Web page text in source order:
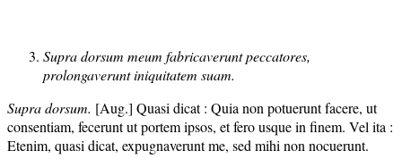
Supra dorsum meum fabricaverunt peccatores,
prolongaverunt iniquitatem suam.
Supra dorsum. [Aug.] Quasi dicat : Quia non potuerunt facere, ut
consentiam, fecerunt ut portem ipsos, et fero usque in finem. Vel ita :
Etenim, quasi dicat, expugnaverunt me, sed mihi non nocuerunt.